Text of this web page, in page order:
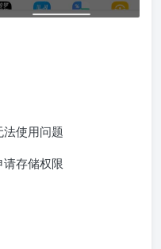
使用问题
存储权限